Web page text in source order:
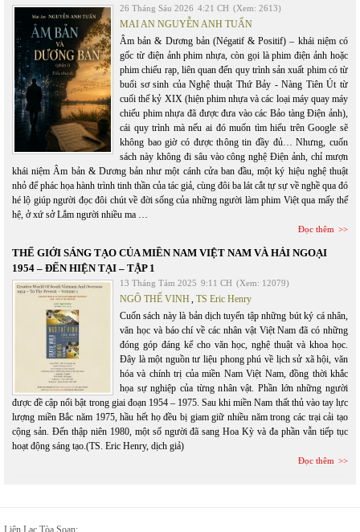
26 Tháng Sáu 2026 4:21 CH (Xem: 2613)
MAI AN NGUYỄN ANH TUẤN
Âm bản & Dương bản (Négatif & Positif) – khái niệm có
gốc từ điện ảnh phim nhựa, còn gọi là phim điện ảnh hoặc
phim chiếu rạp, liên quan đến quy trình sản xuất phim có từ
buổi sơ sinh của Nghệ thuật Thứ Bảy - Nàng Tiên Út từ
cuối thế kỷ XIX (hiện phim nhựa và các loại máy quay máy
chiếu phim nhựa đã được đưa vào các Bảo tàng Điện ảnh),
cái quy trình mà nếu ai đó muốn tìm hiểu trên Google sẽ
không bao giờ có được thông tin đầy đủ… Nhưng, cuốn
sách này không đi sâu vào công nghệ Điện ảnh, chỉ mượn
khái niệm Âm bản & Dương bản như một cánh cửa ban đầu, một ký hiệu nghệ thuật
nhỏ để phác họa hành trình tinh thần của tác giả, cùng đôi ba lát cắt tự sự về nghề qua đó
hé lộ giúp người đọc đôi chút về đời sống của những người làm phim Việt qua mấy thế
hệ, ở xứ sở Lắm người nhiều ma …
Đọc thêm
THẾ GIỚI SÁNG TẠO CỦA MIỀN NAM VIỆT NAM VÀ HẢI NGOẠI
1954 – ĐẾN HIỆN TẠI – TẬP 1
13 Tháng Tám 2025 9:11 CH (Xem: 12079)
NGÔ THẾ VINH, TS Eric Henry
Cuốn sách này là bản dịch tuyển tập những bút ký cá nhân,
văn học và báo chí về các nhân vật Việt Nam đã có những
đóng góp đáng kể cho văn học, nghệ thuật và khoa học.
Đây là một nguồn tư liệu phong phú về lịch sử xã hội, văn
hóa và chính trị của miền Nam Việt Nam, đồng thời khắc
họa sự nghiệp của từng nhân vật. Phần lớn những người
được đề cập nổi bật trong giai đoạn 1954 – 1975. Sau khi miền Nam thất thủ vào tay lực
lượng miền Bắc năm 1975, hầu hết họ đều bị giam giữ nhiều năm trong các trại cải tạo
cộng sản. Đến thập niên 1980, một số người đã sang Hoa Kỳ và đa phần vẫn tiếp tục
hoạt động sáng tạo.(TS. Eric Henry, dịch giả)
Đọc thêm
Liên Lạc Tòa Soạn: